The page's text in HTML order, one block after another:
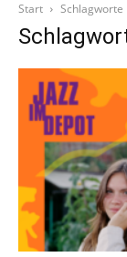
Start
Schlagworte